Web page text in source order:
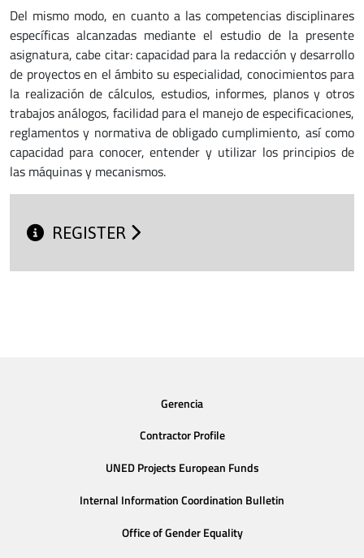
Del mismo modo, en cuanto a las competencias disciplinares
específicas alcanzadas mediante el estudio de la presente
asignatura, cabe citar: capacidad para la redacción y desarrollo
de proyectos en el ámbito su especialidad, conocimientos para
la realización de cálculos, estudios, informes, planos y otros
trabajos análogos, facilidad para el manejo de especificaciones,
reglamentos y normativa de obligado cumplimiento, así como
capacidad para conocer, entender y utilizar los principios de
las máquinas y mecanismos.
REGISTER
Gerencia
Contractor Profile
UNED Projects European Funds
Internal Information Coordination Bulletin
Office of Gender Equality